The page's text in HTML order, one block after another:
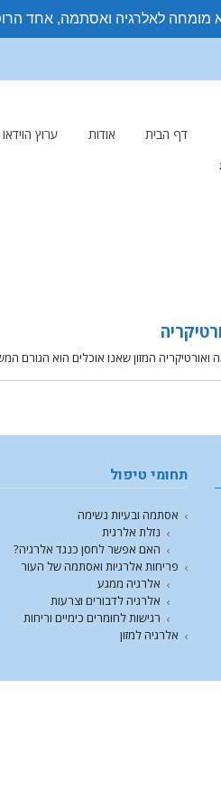
דף הבית אודות ערוץ הוידאו
המזון שאנו אוכלים הוא הגורם
תחומי טיפול
אסתמה ובעיות נשימה
נזלת אלרגית
האם אפשר לחסן כנגד אלרגיה?
פריחות אלרגיות ואסתמה של העור
אלרגיה ממגע
אלרגיה לדבורים וצרעות
רגישות לחומרים כימיים וריחות
אלרגיה למזון
מומחה לאלרגיה ואסתמה, אחד